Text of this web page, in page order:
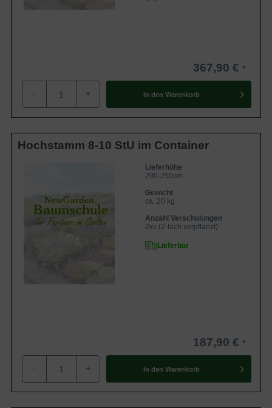
367,90 €
- + In den Warenkorb
Hochstamm 8-10 StU im Container
Lieferhöhe
200-250cm
Gewicht
ca. 20 kg
Anzahl Verschulungen
2xv (2-fach verpflanzt)
Lieferbar
187,90 €
- + In den Warenkorb